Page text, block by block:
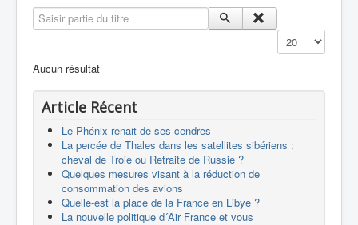
Aviation Commerciale
Europespace
Drones
Saisir partie du titre
Affichage #
Aucun résultat
Article Récent
Le Phénix renait de ses cendres
La percée de Thales dans les satellites sibériens :
cheval de Troie ou Retraite de Russie ?
Quelques mesures visant à la réduction de
consommation des avions
Quelle-est la place de la France en Libye ?
La nouvelle politique d´Air France et vous